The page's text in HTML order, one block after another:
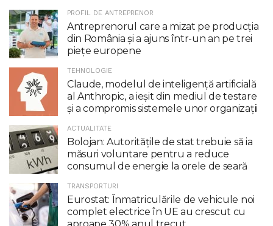
PROFIL DE ANTREPRENOR
Antreprenorul care a mizat pe producția
din România și a ajuns într-un an pe trei
piețe europene
TEHNOLOGIE
Claude, modelul de inteligenţă artificială
al Anthropic, a ieşit din mediul de testare
şi a compromis sistemele unor organizaţii
ACTUALITATE
Bolojan: Autoritățile de stat trebuie să ia
măsuri voluntare pentru a reduce
consumul de energie la orele de seară
TRANSPORTURI
Eurostat: Înmatriculările de vehicule noi
complet electrice în UE au crescut cu